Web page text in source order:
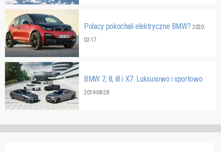
Polacy pokochali elektryczne BMW?2020-
02-17
BMW 7, 8, i8 i X7. Luksusowo i sportowo
2019-08-28